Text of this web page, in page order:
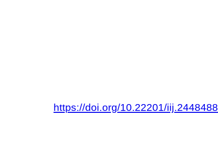
https://doi.org/10.22201/